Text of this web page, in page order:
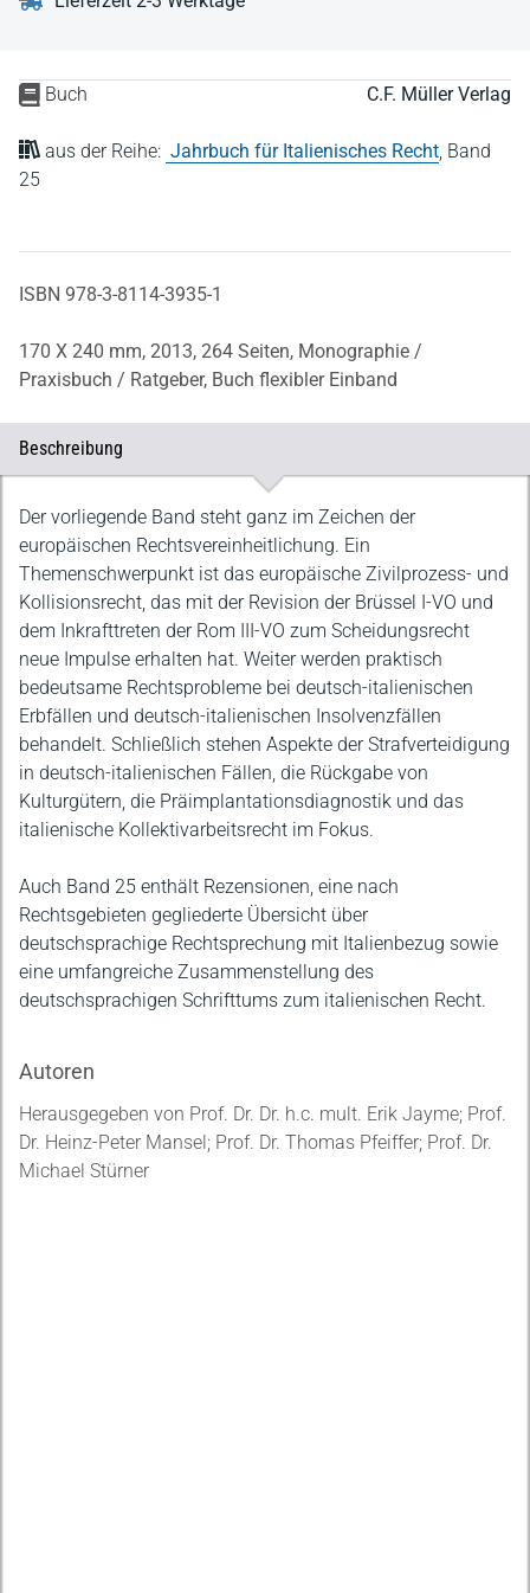
Buch C.F. Müller Verlag
aus der Reihe: Jahrbuch für Italienisches Recht, Band
25
ISBN 978-3-8114-3935-1
170 X 240 mm, 2013, 264 Seiten, Monographie /
Praxisbuch / Ratgeber, Buch flexibler Einband
Beschreibung
Beschreibung
Der vorliegende Band steht ganz im Zeichen der
europäischen Rechtsvereinheitlichung. Ein
Themenschwerpunkt ist das europäische Zivilprozess- und
Kollisionsrecht, das mit der Revision der Brüssel I-VO und
dem Inkrafttreten der Rom III-VO zum Scheidungsrecht
neue Impulse erhalten hat. Weiter werden praktisch
bedeutsame Rechtsprobleme bei deutsch-italienischen
Erbfällen und deutsch-italienischen Insolvenzfällen
behandelt. Schließlich stehen Aspekte der Strafverteidigung
in deutsch-italienischen Fällen, die Rückgabe von
Kulturgütern, die Präimplantationsdiagnostik und das
italienische Kollektivarbeitsrecht im Fokus.
Auch Band 25 enthält Rezensionen, eine nach
Rechtsgebieten gegliederte Übersicht über
deutschsprachige Rechtsprechung mit Italienbezug sowie
eine umfangreiche Zusammenstellung des
deutschsprachigen Schrifttums zum italienischen Recht.
Autoren
Herausgegeben von Prof. Dr. Dr. h.c. mult. Erik Jayme; Prof.
Dr. Heinz-Peter Mansel; Prof. Dr. Thomas Pfeiffer; Prof. Dr.
Michael Stürner